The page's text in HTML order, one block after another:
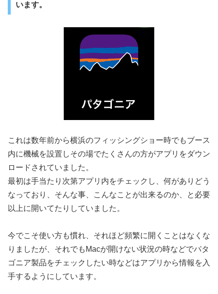
います。
これは数年前から横浜のフィッシングショー時でもブース
内に機械を設置しその場でたくさんの方がアプリをダウン
ロードされていました。
最初は手当たり次第アプリ内をチェックし、何がありどう
なっており、そんな事、こんなことが出来るのか、と必要
以上に開いてたりしていました。
今でこそ使い方も慣れ、それほど頻繁に開くことはなくな
りましたが、それでもMacが開けない状況の時などでパタ
ゴニア製品をチェックしたい時などはアプリから情報を入
手するようにしています。